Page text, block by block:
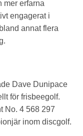
mer erfarna
engagerat i
annat flera
Dave Dunipace
för frisbeegolf.
No. 4 568 297
inom discgolf.